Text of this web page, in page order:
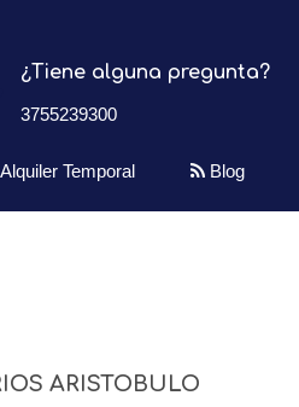
¿Tiene alguna pregunta?
3755239300
Alquiler Temporal Blog
ARISTOBULO